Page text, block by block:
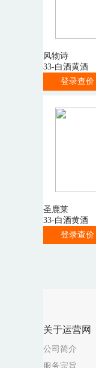
风物诗
33-白酒黄酒
登录查价
圣鹿莱
33-白酒黄酒
登录查价
关于运营网
公司简介
服务宗旨